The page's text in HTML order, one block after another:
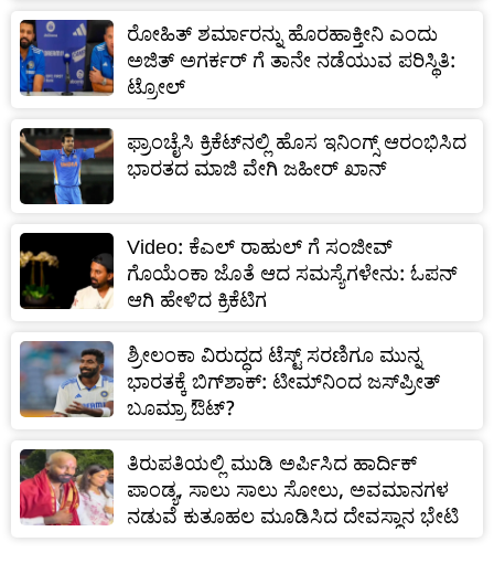
ರೋಹಿತ್ ಶರ್ಮಾರನ್ನು ಹೊರಹಾಕ್ತೀನಿ ಎಂದು
ಅಜಿತ್ ಅಗರ್ಕರ್ ಗೆ ತಾನೇ ನಡೆಯುವ ಪರಿಸ್ಥಿತಿ:
ಟ್ರೋಲ್
ಫ್ರಾಂಚೈಸಿ ಕ್ರಿಕೆಟ್‌ನಲ್ಲಿ ಹೊಸ ಇನಿಂಗ್ಸ್‌ ಆರಂಭಿಸಿದ
ಭಾರತದ ಮಾಜಿ ವೇಗಿ ಜಹೀರ್ ಖಾನ್
Video: ಕೆಎಲ್ ರಾಹುಲ್ ಗೆ ಸಂಜೀವ್
ಗೊಯೆಂಕಾ ಜೊತೆ ಆದ ಸಮಸ್ಯೆಗಳೇನು: ಓಪನ್
ಆಗಿ ಹೇಳಿದ ಕ್ರಿಕೆಟಿಗ
ಶ್ರೀಲಂಕಾ ವಿರುದ್ಧದ ಟೆಸ್ಟ್ ಸರಣಿಗೂ ಮುನ್ನ
ಭಾರತಕ್ಕೆ ಬಿಗ್‌ಶಾಕ್‌: ಟೀಮ್‌ನಿಂದ ಜಸ್‌ಪ್ರೀತ್‌
ಬೂಮ್ರಾ ಔಟ್‌?
ತಿರುಪತಿಯಲ್ಲಿ ಮುಡಿ ಅರ್ಪಿಸಿದ ಹಾರ್ದಿಕ್
ಪಾಂಡ್ಯ, ಸಾಲು ಸಾಲು ಸೋಲು, ಅವಮಾನಗಳ
ನಡುವೆ ಕುತೂಹಲ ಮೂಡಿಸಿದ ದೇವಸ್ಥಾನ ಭೇಟಿ